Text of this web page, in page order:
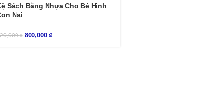
Sách Bằng Nhựa Cho Bé Hình
Nai
₫ 800,000 ₫